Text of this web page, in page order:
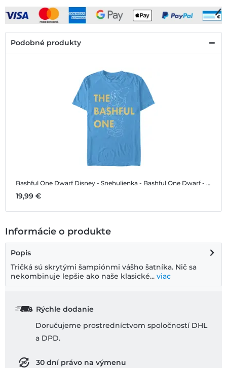
Podobné produkty
Bashful One Dwarf Disney - Snehulienka - Bashful One Dwarf - Pánske Tričko
19,99 €
Informácie o produkte
Popis
Tričká sú skrytými šampiónmi vášho šatníka. Nič sa
nekombinuje lepšie ako naše klasické... viac
Rýchle dodanie
Doručujeme prostredníctvom spoločností DHL
a DPD.
30 dní právo na výmenu